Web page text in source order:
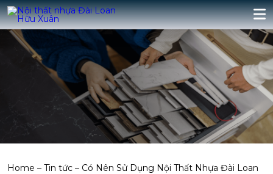
Home – Tin tức – Có Nên Sử Dụng Nội Thất Nhựa Đài Loan